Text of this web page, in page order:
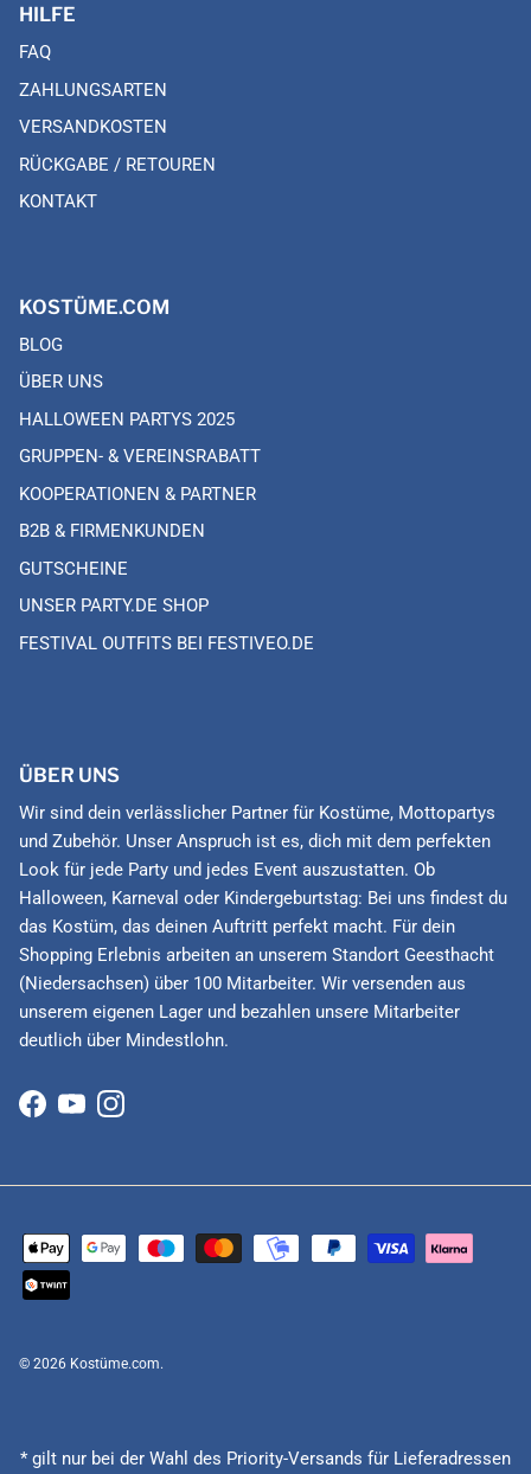
HILFE
FAQ
ZAHLUNGSARTEN
VERSANDKOSTEN
RÜCKGABE / RETOUREN
KONTAKT
KOSTÜME.COM
BLOG
ÜBER UNS
HALLOWEEN PARTYS 2025
GRUPPEN- & VEREINSRABATT
KOOPERATIONEN & PARTNER
B2B & FIRMENKUNDEN
GUTSCHEINE
UNSER PARTY.DE SHOP
FESTIVAL OUTFITS BEI FESTIVEO.DE
ÜBER UNS
Wir sind dein verlässlicher Partner für Kostüme, Mottopartys
und Zubehör. Unser Anspruch ist es, dich mit dem perfekten
Look für jede Party und jedes Event auszustatten. Ob
Halloween, Karneval oder Kindergeburtstag: Bei uns findest du
das Kostüm, das deinen Auftritt perfekt macht. Für dein
Shopping Erlebnis arbeiten an unserem Standort Geesthacht
(Niedersachsen) über 100 Mitarbeiter. Wir versenden aus
unserem eigenen Lager und bezahlen unsere Mitarbeiter
deutlich über Mindestlohn.
Facebook
YouTubeInstagram
© 2026 Kostüme.com.
* gilt nur bei der Wahl des Priority-Versands für Lieferadressen